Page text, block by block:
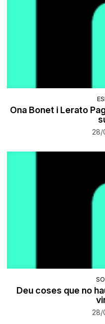
Ona Bonet i Lerato
28/
Deu coses que no
28/